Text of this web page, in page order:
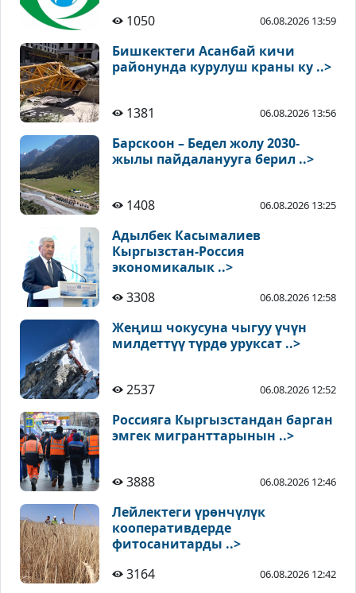
1050 06.08.2026 13:59
Бишкектеги Асанбай кичи
районунда курулуш краны ку ..>
1381 06.08.2026 13:56
Барскоон – Бедел жолу 2030-
жылы пайдаланууга берил ..>
1408 06.08.2026 13:25
Адылбек Касымалиев
Кыргызстан-Россия
экономикалык ..>
3308
06.08.2026 12:58
Жеңиш чокусуна чыгуу үчүн
милдеттүү түрдө уруксат ..>
2537 06.08.2026 12:52
Россияга Кыргызстандан барган
эмгек мигранттарынын ..>
3888 06.08.2026 12:46
Лейлектеги үрөнчүлүк
кооперативдерде
фитосанитарды ..>
3164
06.08.2026 12:42